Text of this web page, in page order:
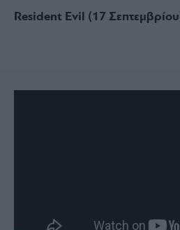
Resident Evil (17